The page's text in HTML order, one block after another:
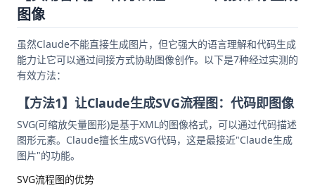
图像
虽然Claude不能直接生成图片，但它强大的语言理解和代码生成
能力让它可以通过间接方式协助图像创作。以下是7种经过实测的
有效方法：
【方法1】让Claude生成SVG流程图：代码即图像
SVG(可缩放矢量图形)是基于XML的图像格式，可以通过代码描述
图形元素。Claude擅长生成SVG代码，这是最接近"Claude生成
图片"的功能。
SVG流程图的优势